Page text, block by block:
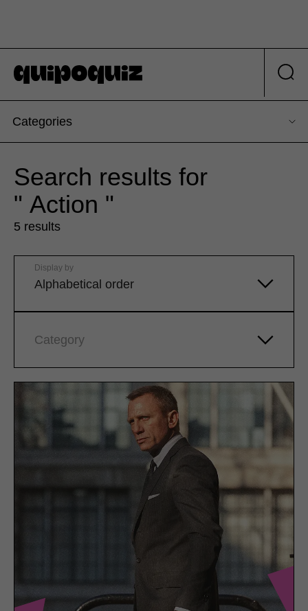
Categories
Search results for
" Action "
5 results
Alphabetical order
Display by
Category